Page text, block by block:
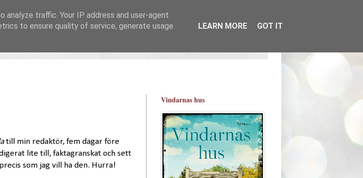
till min redaktör, fem dagar före
lite till, faktagranskat och sett
som jag vill ha den. Hurra!
Vindarnas hus
traffic. Your IP address and user-agent
to ensure quality of service, generate usage
LEARN MORE GOT IT